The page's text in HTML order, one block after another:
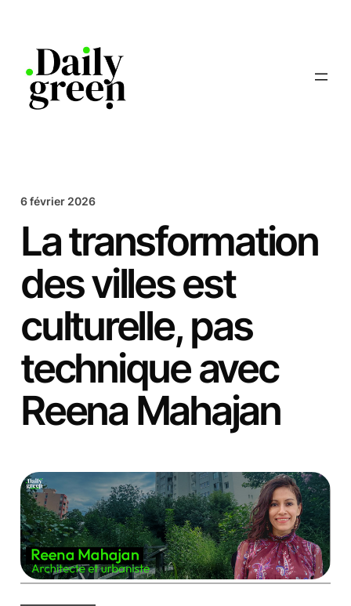
6 février 2026
La transformation
des villes est
culturelle, pas
technique avec
Reena Mahajan